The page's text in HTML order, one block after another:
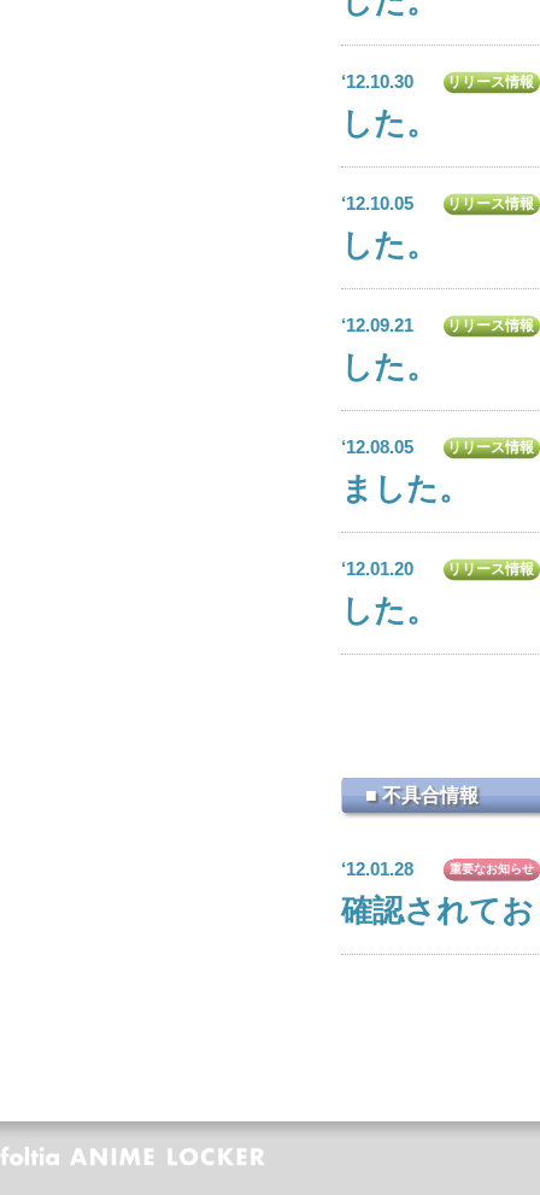
‘12.10.30 リリース情報
した。
‘12.10.05 リリース情報
した。
‘12.09.21 リリース情報
した。
‘12.08.05 リリース情報
ました。
‘12.01.20 リリース情報
した。
■ 不具合情報
‘12.01.28 重要なお知らせ
確認されて